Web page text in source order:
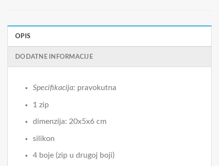
OPIS
DODATNE INFORMACIJE
Specifikacija: pravokutna
1 zip
dimenzija: 20x5x6 cm
silikon
4 boje (zip u drugoj boji)